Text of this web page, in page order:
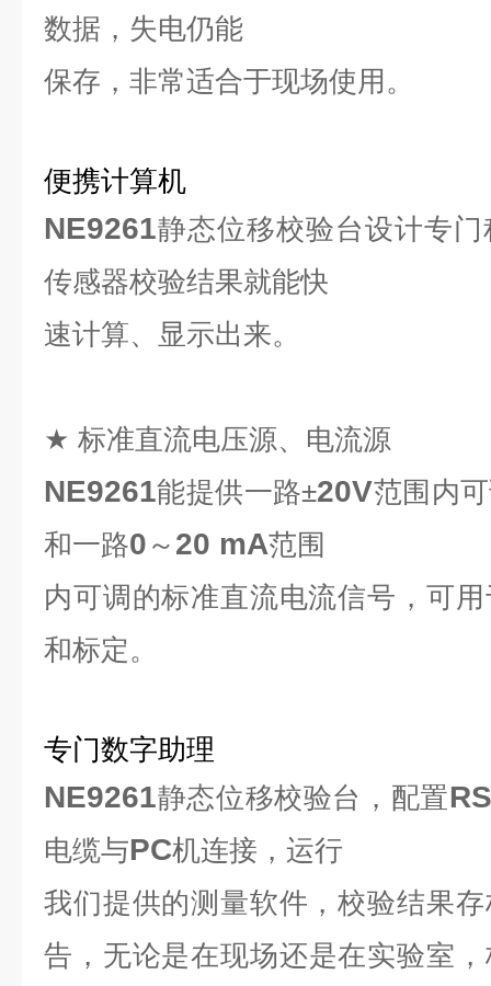
数据，失电仍能
保存，非常适合于现场使用。
便携计算机
NE9261静态位移校验台设计专
传感器校验结果就能快
速计算、显示出来。
★ 标准直流电压源、电流源
NE9261能提供一路±20V范围内
和一路0 ～ 20 mA范围
内可调的标准直流电流信号，可
和标定。
专门数字助理
NE9261静态位移校验台，配置
电缆与PC机连接，运行
我们提供的测量软件，校验结果
告， 无论是在现场还是在实验室